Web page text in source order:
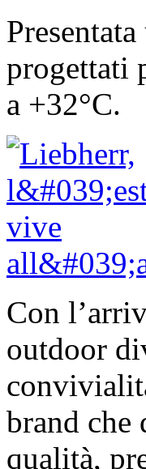
progettati
a +32°C.
Con
outdoor
brand che
qualità,